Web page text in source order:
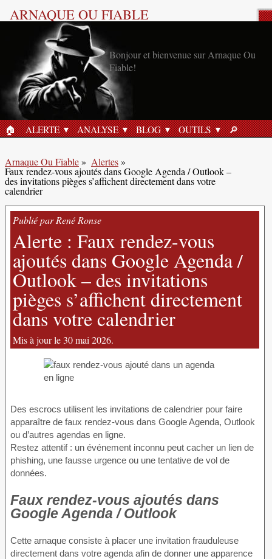
ARNAQUE OU FIABLE
Bonjour et bienvenue sur Arnaque Ou
Fiable!
ACCUEIL
🏠︎ ALERTE ANALYSE BLOG OUTILS 🔎︎
Arnaque Ou Fiable» Alertes»
Faux rendez-vous ajoutés dans Google Agenda / Outlook –
des invitations pièges s’affichent directement dans votre
calendrier
Publié par René Ronse
Alerte : Faux rendez-vous
ajoutés dans Google Agenda /
Outlook – des invitations
pièges s’affichent directement
dans votre calendrier
Mis à jour le 30 mai 2026.
Des escrocs utilisent les invitations de calendrier pour faire
apparaître de faux rendez-vous dans Google Agenda, Outlook
ou d’autres agendas en ligne.
Restez attentif : un événement inconnu peut cacher un lien de
phishing, une fausse urgence ou une tentative de vol de
données.
Faux rendez-vous ajoutés dans
Google Agenda / Outlook
Cette arnaque consiste à placer une invitation frauduleuse
directement dans votre agenda afin de donner une apparence